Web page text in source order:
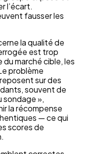
l’écart.
fausser les
la qualité de
est trop
marché cible, les
problème
sur des
souvent de
sondage »,
la récompense
— ce qui
scores de